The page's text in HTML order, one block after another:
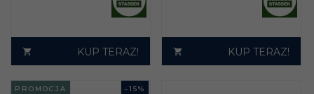
KUP TERAZ! KUP TERAZ!
- 15%
PROMOCJA